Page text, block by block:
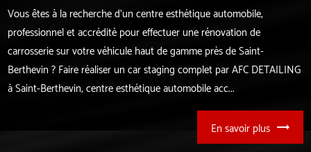
Vous êtes à la recherche d'un centre esthétique automobile,
professionnel et accrédité pour effectuer une rénovation de
carrosserie sur votre véhicule haut de gamme près de Saint-
Berthevin ? Faire réaliser un car staging complet par AFC DETAILING
à Saint-Berthevin, centre esthétique automobile acc...
En savoir plus